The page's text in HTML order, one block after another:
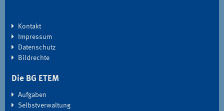
Kontakt
Impressum
Datenschutz
Bildrechte
Die BG ETEM
Aufgaben
Selbstverwaltung